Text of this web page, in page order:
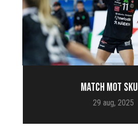
MATCH MOT
29 aug, 2025